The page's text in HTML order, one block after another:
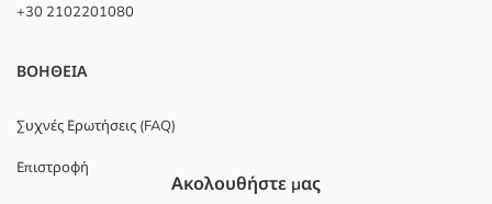
+30 2102201080
ΒΟΗΘΕΙΑ
Συχνές Ερωτήσεις (FAQ)
Επιστροφή
Ακολουθήστε μας